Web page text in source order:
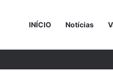
INÍCIO Notícias